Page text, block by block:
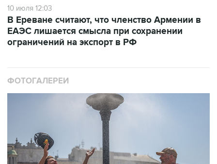
10 июля 12:03
В Ереване считают, что членство Армении в
ЕАЭС лишается смысла при сохранении
ограничений на экспорт в РФ
ФОТОГАЛЕРЕИ